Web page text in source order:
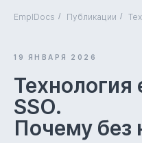
EmplDocs / Публикации /
19 ЯНВАРЯ 2026
Технология
SSO.
Почему без